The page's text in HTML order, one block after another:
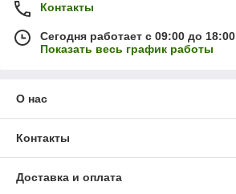
Контакты
Сегодня работает с 09:00 до 18:00
Показать весь график работы
О нас
Контакты
Доставка и оплата